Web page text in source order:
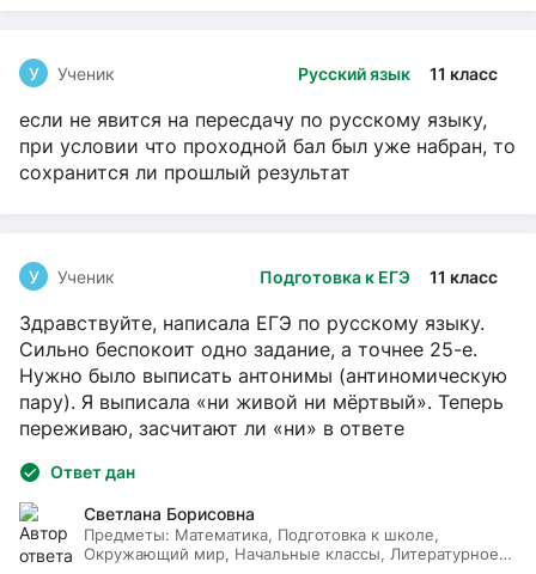
Русский язык 11 класс
У Ученик
если не явится на пересдачу по русскому языку,
при условии что проходной бал был уже набран, то
сохранится ли прошлый результат
Подготовка к ЕГЭ 11 класс
У Ученик
Здравствуйте, написала ЕГЭ по русскому языку.
Сильно беспокоит одно задание, а точнее 25-е.
Нужно было выписать антонимы (антиномическую
пару). Я выписала «ни живой ни мёртвый». Теперь
переживаю, засчитают ли «ни» в ответе
Ответ дан
Светлана Борисовна
Предметы: Математика, Подготовка к школе,
Окружающий мир, Начальные классы, Литературное